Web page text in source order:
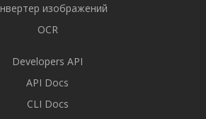
изображений
OCR
Developers API
API Docs
CLI Docs